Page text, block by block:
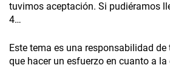
tuvimos aceptación. Si pudiéramos
4…
Este tema es una responsabilidad
que hacer un esfuerzo en cuanto a la